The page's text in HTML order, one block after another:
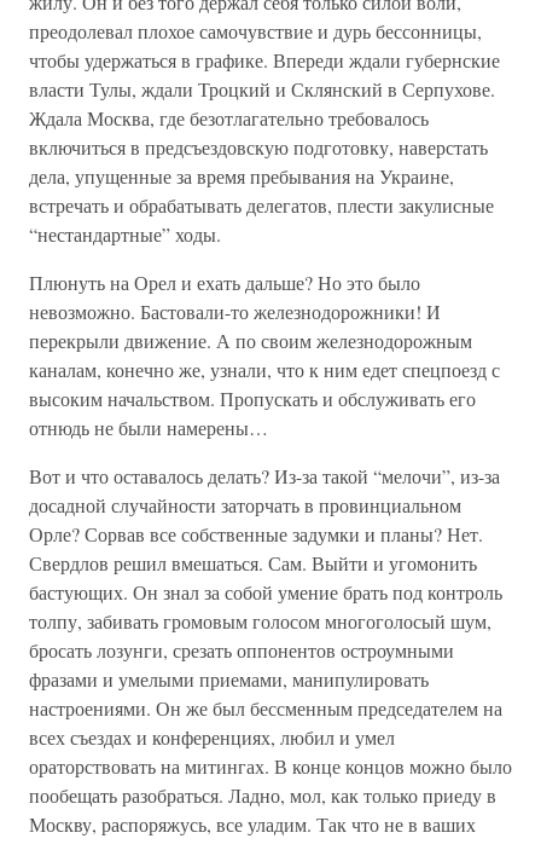
преодолевал плохое самочувствие и дурь бессонницы,
чтобы удержаться в графике. Впереди ждали губернские
власти Тулы, ждали Троцкий и Склянский в Серпухове.
Ждала Москва, где безотлагательно требовалось
включиться в предсъездовскую подготовку, наверстать
дела, упущенные за время пребывания на Украине,
встречать и обрабатывать делегатов, плести закулисные
“нестандартные” ходы.
Плюнуть на Орел и ехать дальше? Но это было
невозможно. Бастовали-то железнодорожники! И
перекрыли движение. А по своим железнодорожным
каналам, конечно же, узнали, что к ним едет спецпоезд с
высоким начальством. Пропускать и обслуживать его
отнюдь не были намерены…
Вот и что оставалось делать? Из-за такой “мелочи”, из-за
досадной случайности заторчать в провинциальном
Орле? Сорвав все собственные задумки и планы? Нет.
Свердлов решил вмешаться. Сам. Выйти и угомонить
бастующих. Он знал за собой умение брать под контроль
толпу, забивать громовым голосом многоголосый шум,
бросать лозунги, срезать оппонентов остроумными
фразами и умелыми приемами, манипулировать
настроениями. Он же был бессменным председателем на
всех съездах и конференциях, любил и умел
ораторствовать на митингах. В конце концов можно было
пообещать разобраться. Ладно, мол, как только приеду в
Москву, распоряжусь, все уладим. Так что не в ваших